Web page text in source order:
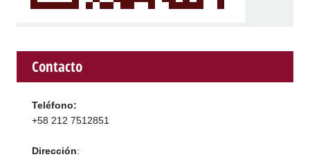
Contacto
Teléfono:
+58 212 7512851
Dirección: